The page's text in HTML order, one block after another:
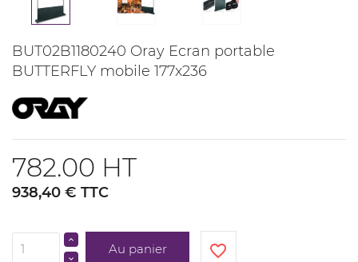
BUT02B1180240 Oray Ecran portable
BUTTERFLY mobile 177x236
782.00 HT
938,40 € TTC
Au panier favorite_border